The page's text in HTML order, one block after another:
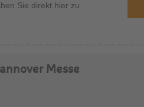
Sie direkt hier zu
Messe